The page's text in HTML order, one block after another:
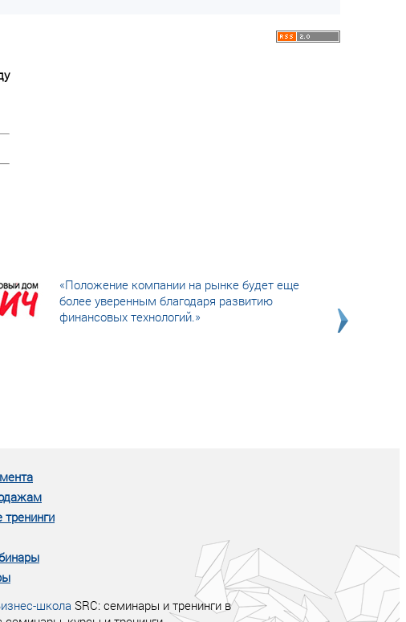
«Положение компании на рынке будет еще
более уверенным благодаря развитию
финансовых технологий.»
школа SRC: семинары и тренинги в